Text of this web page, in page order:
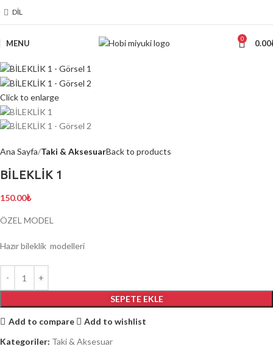
DIL
MENU 0 0.00
Click to enlarge
Ana Sayfa Taki & AksesuarBack to products
BİLEKLİK 1
150.00₺
ÖZEL MODEL
Hazır bileklik modelleri
SEPETE EKLE
Add to compare
Add to wishlist
Kategoriler: Taki & Aksesuar